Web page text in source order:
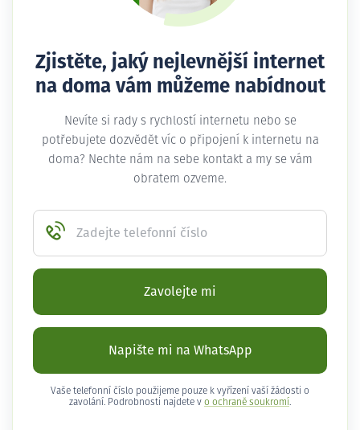
Zjistěte, jaký nejlevnější internet
na doma vám můžeme nabídnout
Nevíte si rady s rychlostí internetu nebo se
potřebujete dozvědět víc o připojení k internetu na
doma? Nechte nám na sebe kontakt a my se vám
obratem ozveme.
Zadejte telefonní číslo
Zavolejte mi
Napište mi na WhatsApp
Vaše telefonní číslo použijeme pouze k vyřízení vaší žádosti o
zavolání. Podrobnosti najdete v o ochraně soukromí .